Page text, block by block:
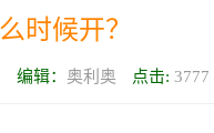
时候开？
编辑： 奥利奥 点击: 3777